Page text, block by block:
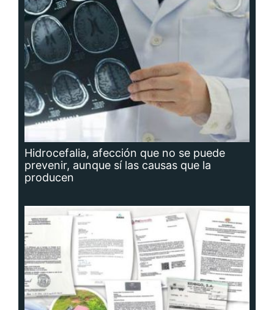
Hidrocefalia, afección que no se puede
prevenir, aunque sí las causas que la
producen